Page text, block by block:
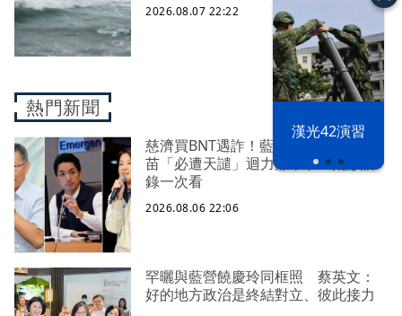
漢光42演習
2026.08.07 22:22
熱門新聞
慈濟買BNT遇詐！藍白昔嗆政府擋疫
苗「必遭天譴」迴力鏢來了 荒謬語
錄一次看
2026.08.06 22:06
罕曬與藍營饒慶玲同框照 蔡英文：
好的地方政治是終結對立、彼此接力